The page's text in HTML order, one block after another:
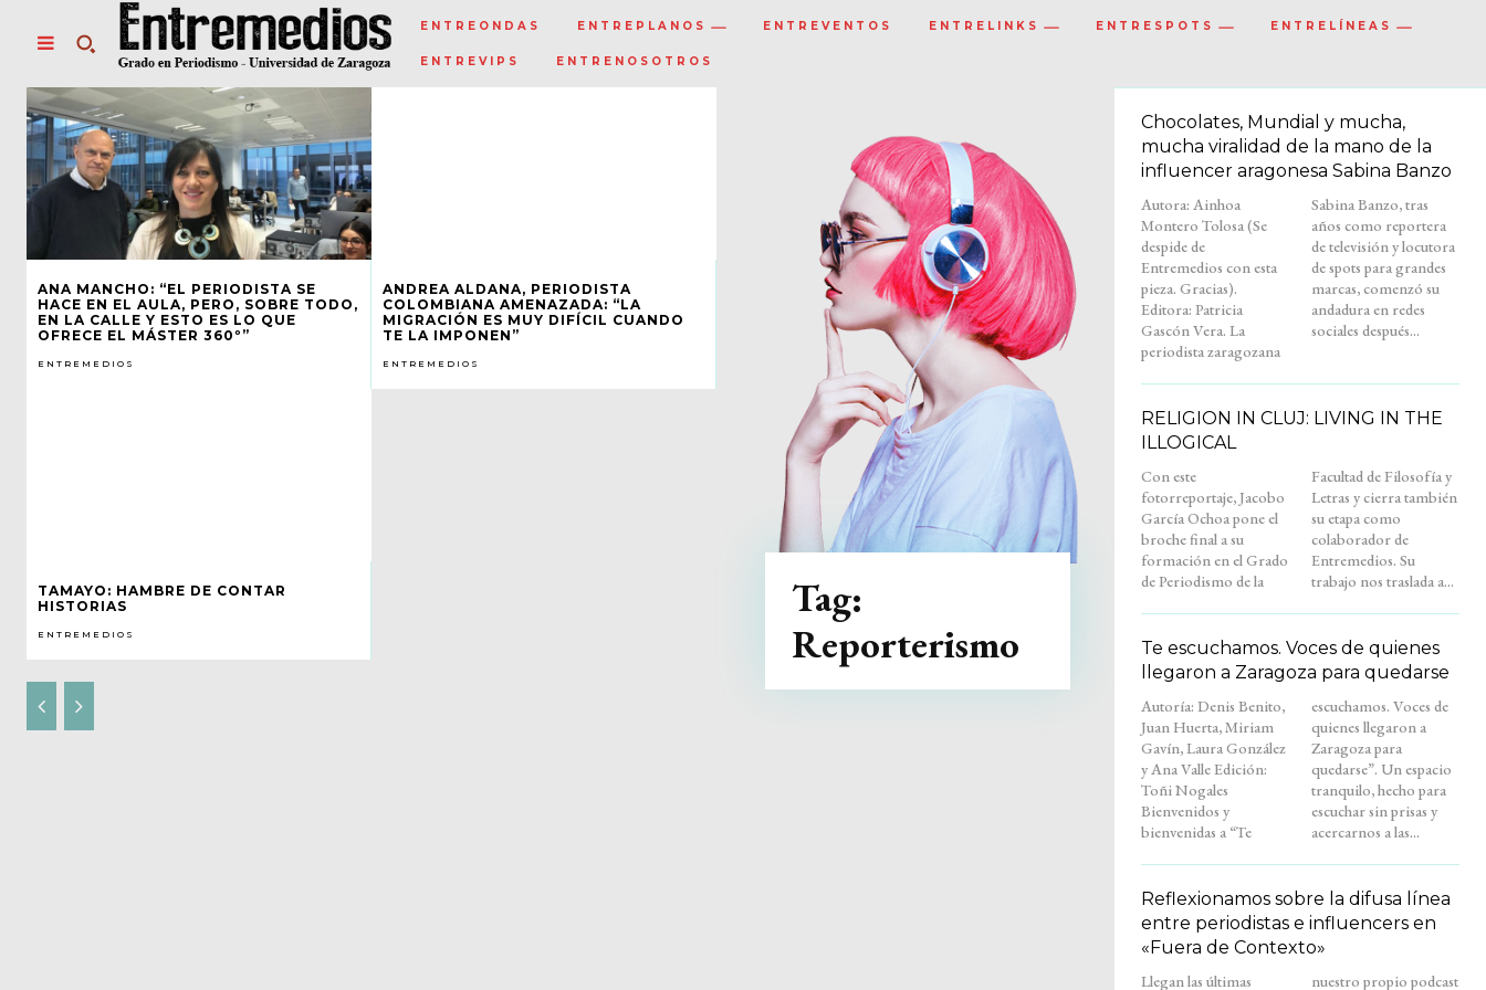
ENTREONDAS ENTREPLANOS ENTREVENTOS ENTRELINKS ENTRESPOTS ENTRELÍNEAS
ENTREVIPS ENTRENOSOTROS
ANA MANCHO: “EL PERIODISTA SE
HACE EN EL AULA, PERO, SOBRE TODO,
EN LA CALLE Y ESTO ES LO QUE
OFRECE EL MÁSTER 360º”
ENTREMEDIOS
ANDREA ALDANA, PERIODISTA
COLOMBIANA AMENAZADA: “LA
MIGRACIÓN ES MUY DIFÍCIL CUANDO
TE LA IMPONEN”
ENTREMEDIOS
TAMAYO: HAMBRE DE CONTAR
HISTORIAS
ENTREMEDIOS
Tag:
Reporterismo
Chocolates, Mundial y mucha,
mucha viralidad de la mano de la
influencer aragonesa Sabina Banzo
Autora: Ainhoa
Montero Tolosa (Se
despide de
Entremedios con esta
pieza. Gracias).
Editora: Patricia
Gascón Vera. La
periodista zaragozana
Sabina Banzo, tras
años como reportera
de televisión y locutora
de spots para grandes
marcas, comenzó su
andadura en redes
sociales después...
RELIGION IN CLUJ: LIVING IN THE
ILLOGICAL
Con este
fotorreportaje, Jacobo
García Ochoa pone el
broche final a su
formación en el Grado
de Periodismo de la
Facultad de Filosofía y
Letras y cierra también
su etapa como
colaborador de
Entremedios. Su
trabajo nos traslada a...
Te escuchamos. Voces de quienes
llegaron a Zaragoza para quedarse
Autoría: Denis Benito,
Juan Huerta, Miriam
Gavín, Laura González
y Ana Valle Edición:
Toñi Nogales
Bienvenidos y
bienvenidas a “Te
escuchamos. Voces de
quienes llegaron a
Zaragoza para
quedarse”. Un espacio
tranquilo, hecho para
escuchar sin prisas y
acercarnos a las...
Reflexionamos sobre la difusa línea
entre periodistas e influencers en
«Fuera de Contexto»
Llegan las últimas
nuestro propio podcast